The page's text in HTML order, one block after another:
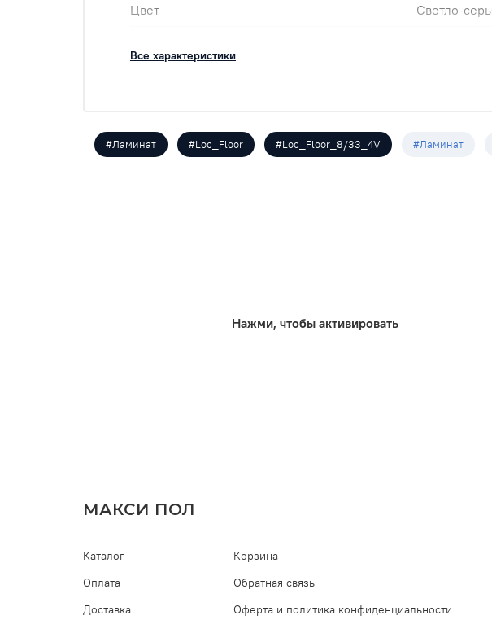
Цвет Светло-
м2 в упак 1,596
Все характеристики
#Ламинат #Loc_Floor #Loc_Floor_8/33_4V #Ламинат
Нажми, чтобы активировать
МАКСИ ПОЛ
Каталог
Оплата
Доставка
Корзина
Обратная связь
Оферта и политика конфиденциальности